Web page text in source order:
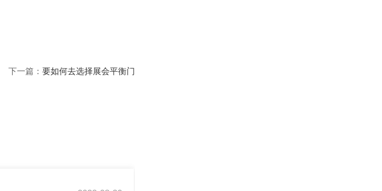
下一篇： 要如何去选择展会平衡门